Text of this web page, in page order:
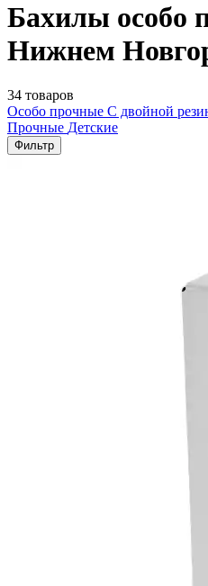
Бахилы особо
Нижнем
34 товаров
Особо прочные С двойной
Прочные Детские
Фильтр